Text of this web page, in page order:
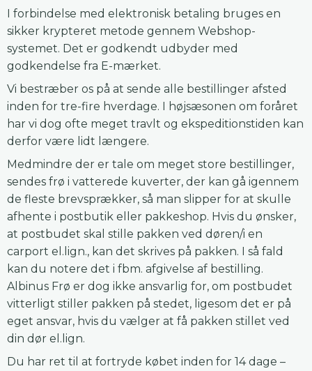
I forbindelse med elektronisk betaling bruges en
sikker krypteret metode gennem Webshop-
systemet. Det er godkendt udbyder med
godkendelse fra E-mærket.
Vi bestræber os på at sende alle bestillinger afsted
inden for tre-fire hverdage. I højsæsonen om foråret
har vi dog ofte meget travlt og ekspeditionstiden kan
derfor være lidt længere.
Medmindre der er tale om meget store bestillinger,
sendes frø i vatterede kuverter, der kan gå igennem
de fleste brevsprækker, så man slipper for at skulle
afhente i postbutik eller pakkeshop. Hvis du ønsker,
at postbudet skal stille pakken ved døren/i en
carport el.lign., kan det skrives på pakken. I så fald
kan du notere det i fbm. afgivelse af bestilling.
Albinus Frø er dog ikke ansvarlig for, om postbudet
vitterligt stiller pakken på stedet, ligesom det er på
eget ansvar, hvis du vælger at få pakken stillet ved
din dør el.lign.
Du har ret til at fortryde købet inden for 14 dage –